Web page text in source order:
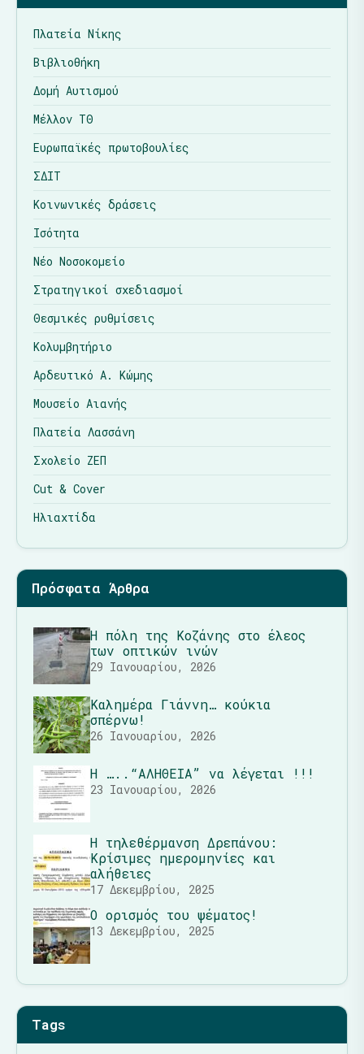
Πλατεία Νίκης
Βιβλιοθήκη
Δομή Αυτισμού
Μέλλον ΤΘ
Ευρωπαϊκές πρωτοβουλίες
ΣΔΙΤ
Κοινωνικές δράσεις
Ισότητα
Νέο Νοσοκομείο
Στρατηγικοί σχεδιασμοί
Θεσμικές ρυθμίσεις
Κολυμβητήριο
Αρδευτικό Α. Κώμης
Μουσείο Αιανής
Πλατεία Λασσάνη
Σχολείο ΖΕΠ
Cut & Cover
Ηλιαχτίδα
Πρόσφατα Άρθρα
Η πόλη της Κοζάνης στο έλεος
των οπτικών ινών
29 Ιανουαρίου, 2026
Καλημέρα Γιάννη… κούκια
σπέρνω!
26 Ιανουαρίου, 2026
Η …..“ΑΛΗΘΕΙΑ” να λέγεται !!!
23 Ιανουαρίου, 2026
Η τηλεθέρμανση Δρεπάνου:
Κρίσιμες ημερομηνίες και
αλήθειες
17 Δεκεμβρίου, 2025
Ο ορισμός του ψέματος!
13 Δεκεμβρίου, 2025
Tags